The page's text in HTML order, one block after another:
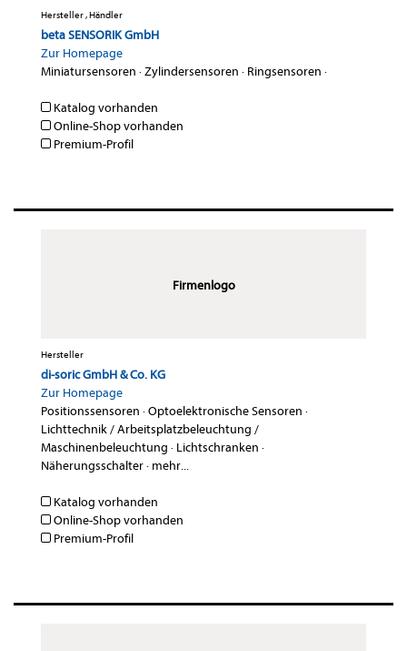
Hersteller , Händler
beta SENSORIK GmbH
Zur Homepage
Miniatursensoren ·Zylindersensoren · Ringsensoren ·
Katalog vorhanden
Online-Shop vorhanden
Premium-Profil
Firmenlogo
Hersteller
di-soric GmbH & Co. KG
Zur Homepage
Positionssensoren ·Optoelektronische Sensoren ·
Lichttechnik / Arbeitsplatzbeleuchtung /
Maschinenbeleuchtung · Lichtschranken ·
Näherungsschalter· mehr...
Katalog vorhanden
Online-Shop vorhanden
Premium-Profil